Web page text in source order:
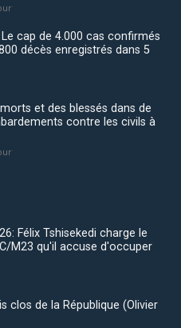
Le cap de 4.000 cas confirmés
décès enregistrés dans 5
et des blessés dans de
contre les civils à
Félix Tshisekedi charge le
M23 qu'il accuse d'occuper
clos de la République (Olivier